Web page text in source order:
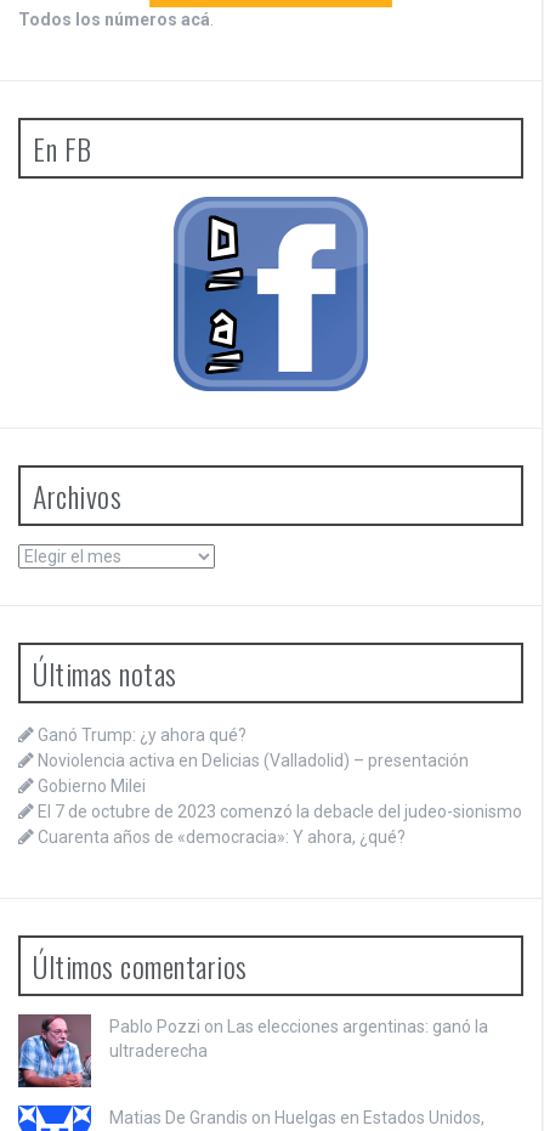
Todos los números acá.
En FB
Archivos
Archivos
Últimas notas
Ganó Trump: ¿y ahora qué?
Noviolencia activa en Delicias (Valladolid) – presentación
Gobierno Milei
El 7 de octubre de 2023 comenzó la debacle del judeo-sionismo
Cuarenta años de «democracia»: Y ahora, ¿qué?
Últimos comentarios
Pablo Pozzi on Las elecciones argentinas: ganó la
ultraderecha
Matias De Grandis on Huelgas en Estados Unidos,